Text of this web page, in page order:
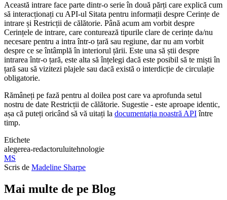
Această intrare face parte dintr-o serie în două părți care explică cum
să interacționați cu API-ul Sitata pentru informații despre Cerințe de
intrare și Restricții de călătorie. Până acum am vorbit despre
Cerințele de intrare, care conturează tipurile clare de cerințe da/nu
necesare pentru a intra într-o țară sau regiune, dar nu am vorbit
despre ce se întâmplă în interiorul țării. Este una să știi despre
intrarea într-o țară, este alta să înțelegi dacă este posibil să te miști în
țară sau să vizitezi plajele sau dacă există o interdicție de circulație
obligatorie.
Rămâneți pe fază pentru al doilea post care va aprofunda setul
nostru de date Restricții de călătorie. Sugestie - este aproape identic,
așa că puteți oricând să vă uitați la documentația noastră APIîntre
timp.
Etichete
alegerea-redactoruluitehnologie
MS
Scris de Madeline Sharpe
Mai multe de pe Blog